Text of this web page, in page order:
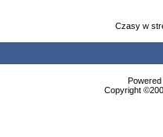
Czasy w
Copyright